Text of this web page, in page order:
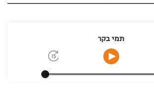
תמי בקר